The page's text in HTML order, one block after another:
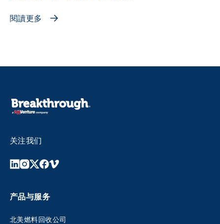
閱讀更多
关注我们
产品与服务
北美燃料回收公司